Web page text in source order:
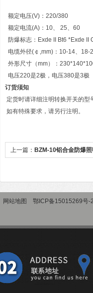
额定电压(V)：220/380
额定电流(A)：10、 25、60
防爆标志：Exde II Bt6 *Exde II
电缆外径(￠,mm)：10-14、18-
外形尺寸（mm）：
电压220是2极，电压380是3极
订货须知
定货时请详细注明转换开关的
如有特殊要求，请另行注明。
上一篇： BZM-10铝合金防爆
网站地图 鄂ICP备15015269号-